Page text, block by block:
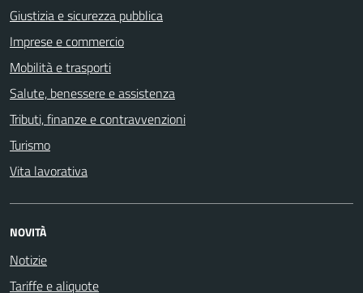
Giustizia e sicurezza pubblica
Imprese e commercio
Mobilità e trasporti
Salute, benessere e assistenza
Tributi, finanze e contravvenzioni
Turismo
Vita lavorativa
NOVITÀ
Notizie
Tariffe e aliquote